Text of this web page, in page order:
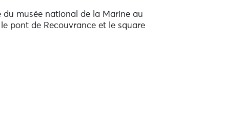
musée national de la Marine au
pont de Recouvrance et le square